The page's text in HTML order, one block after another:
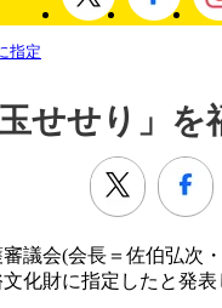
指定
せせり」を
議会(会長＝佐伯弘次
化財に指定したと発表